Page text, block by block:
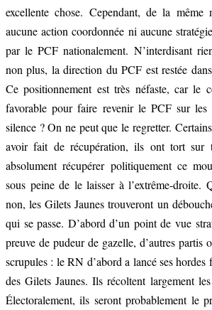
excellente chose. Cependant, de la
aucune action coordonnée ni aucune
par le PCF nationalement. N’interdisant
non plus, la direction du PCF est restée
Ce positionnement est très néfaste, car le
favorable pour faire revenir le PCF sur
silence ? On ne peut que le regretter.
avoir fait de récupération, ils ont tort
absolument récupérer politiquement ce
sous peine de le laisser à l’extrême-droite.
non, les Gilets Jaunes trouveront un
qui se passe. D’abord d’un point de vue
preuve de pudeur de gazelle, d’autres partis
scrupules : le RN d’abord a lancé ses hordes
des Gilets Jaunes. Ils récoltent largement
Électoralement, ils seront probablement le